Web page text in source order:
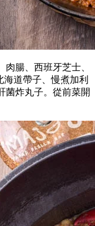
腸、西班牙芝士、
海道帶子、慢煮加利
菌炸丸子。從前菜開